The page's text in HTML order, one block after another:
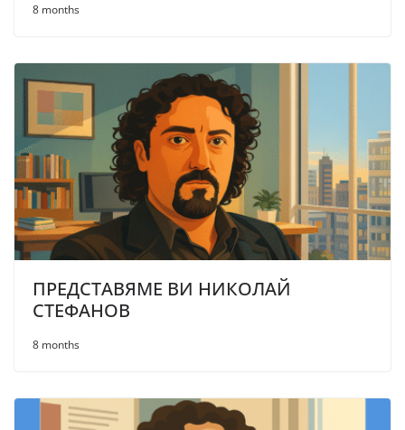
8 months
ПРЕДСТАВЯМЕ ВИ НИКОЛАЙ
СТЕФАНОВ
8 months